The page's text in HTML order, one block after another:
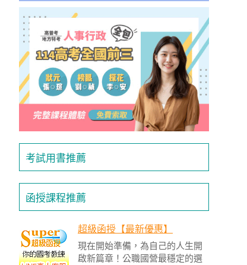
考試用書推薦
函授課程推薦
超級函授【最新優惠】
現在開始準備，為自己的人生開
啟新篇章！公職國營最穩定的選